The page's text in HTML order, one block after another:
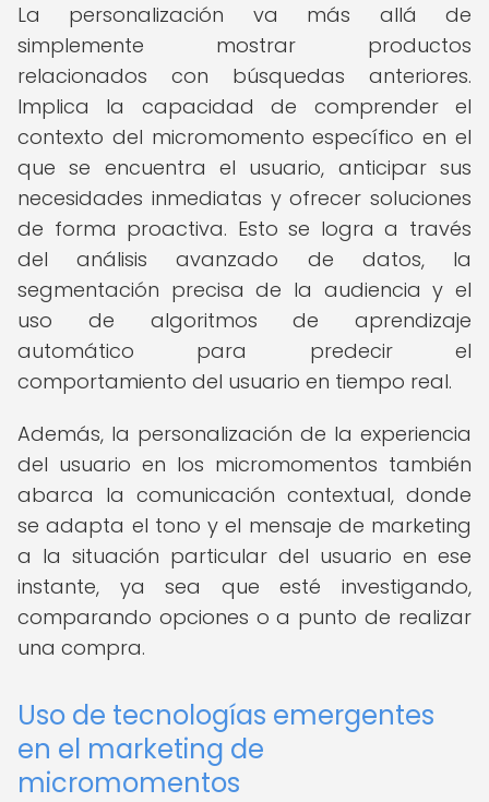
La personalización va más allá de
simplemente mostrar productos
relacionados con búsquedas anteriores.
Implica la capacidad de comprender el
contexto del micromomento específico en el
que se encuentra el usuario, anticipar sus
necesidades inmediatas y ofrecer soluciones
de forma proactiva. Esto se logra a través
del análisis avanzado de datos, la
segmentación precisa de la audiencia y el
uso de algoritmos de aprendizaje
automático para predecir el
comportamiento del usuario en tiempo real.
Además, la personalización de la experiencia
del usuario en los micromomentos también
abarca la comunicación contextual, donde
se adapta el tono y el mensaje de marketing
a la situación particular del usuario en ese
instante, ya sea que esté investigando,
comparando opciones o a punto de realizar
una compra.
Uso de tecnologías emergentes
en el marketing de
micromomentos